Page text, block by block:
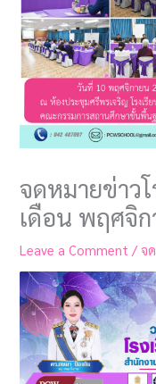
จดหมายข่าว
เดือน พฤศจิ
Leave a Comment / จ